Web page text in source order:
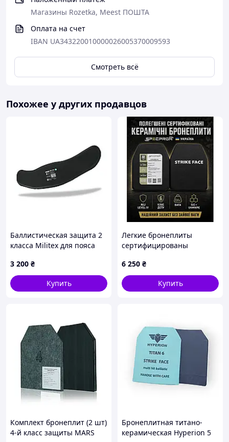
Магазины Rozetka, Meest ПОШТА
Оплата на счет
IBAN UA343220010000026005370009593
Смотреть всё
Похожее у других продавцов
Баллистическая защита 2
класса Militex для пояса
3 200 ₴
Купить
Легкие бронеплиты
сертифицированы
NIJ Level IV (6 класс ДСТУ)
2,4 кг бронеплита 6 класс
6 250 ₴
Купить
Комплект бронеплит (2 шт)
4-й класс защиты MARS
Бронеплитная титано-
керамическая Hyperion 5